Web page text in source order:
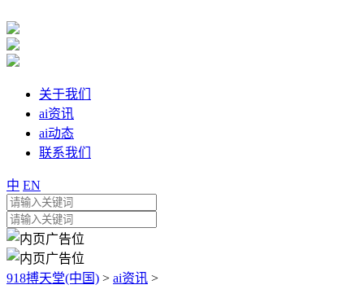
关于我们
ai资讯
ai动态
联系我们
中 EN
918搏天堂(中国) > ai资讯 >